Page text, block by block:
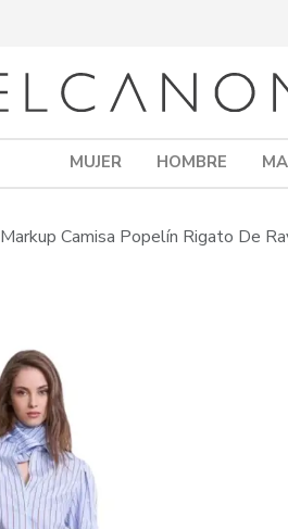
MUJER HOMBRE
Markup Camisa Popelín Rigato De